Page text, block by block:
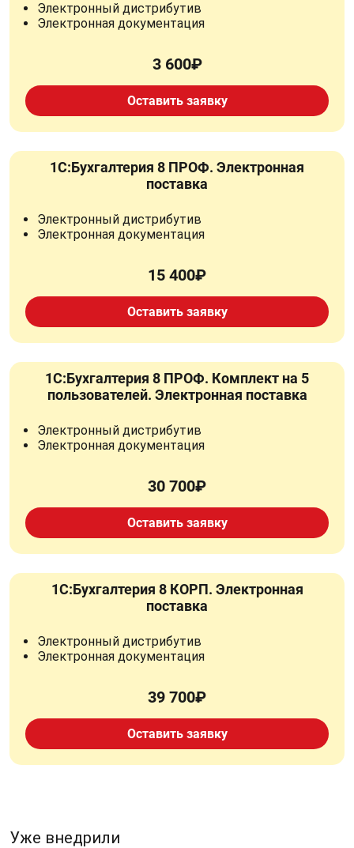
Электронный дистрибутив
Электронная документация
3 600₽
Оставить заявку
1С:Бухгалтерия 8 ПРОФ. Электронная
поставка
Электронный дистрибутив
Электронная документация
15 400₽
Оставить заявку
1С:Бухгалтерия 8 ПРОФ. Комплект на 5
пользователей. Электронная поставка
Электронный дистрибутив
Электронная документация
30 700₽
Оставить заявку
1С:Бухгалтерия 8 КОРП. Электронная
поставка
Электронный дистрибутив
Электронная документация
39 700₽
Оставить заявку
Уже внедрили